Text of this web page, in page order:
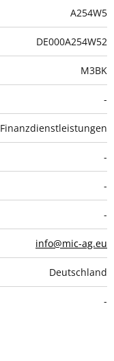
A254W5
DE000A254W52
M3BK
-
Finanzdienstleistungen
-
-
-
info@mic-ag.eu
Deutschland
-